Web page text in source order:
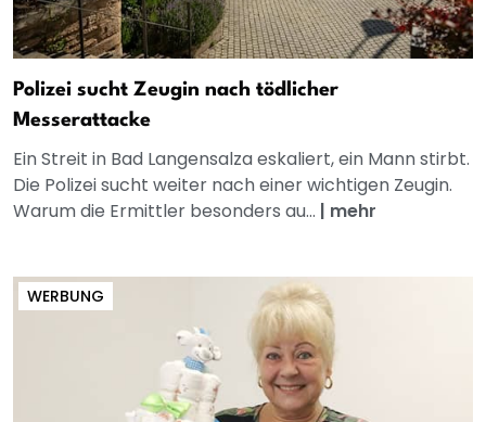
Polizei sucht Zeugin nach tödlicher
Messerattacke
Ein Streit in Bad Langensalza eskaliert, ein Mann stirbt.
Die Polizei sucht weiter nach einer wichtigen Zeugin.
Warum die Ermittler besonders au... | mehr
WERBUNG